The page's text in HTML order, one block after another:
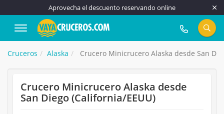
Aprovecha el descuento reservando online
917 815 555
Cruceros Alaska Crucero Minicrucero Alaska desde San
Crucero Minicrucero Alaska desde
San Diego (California/EEUU)